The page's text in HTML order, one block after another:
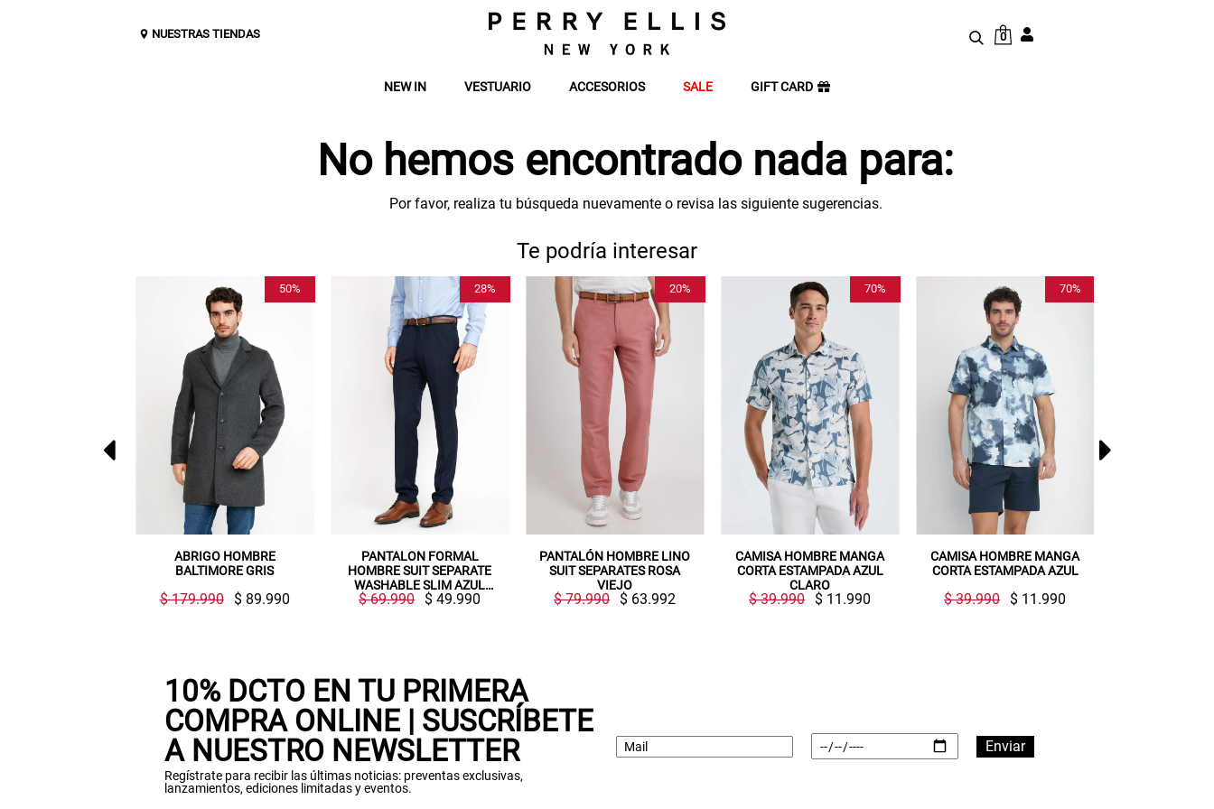
NUESTRAS TIENDAS 0
NEW IN VESTUARIO ACCESORIOS SALE GIFT CARD
No hemos encontrado nada para:
Por favor, realiza tu búsqueda nuevamente o revisa las siguiente sugerencias.
Te podría interesar
ABRIGO HOMBRE
BALTIMORE GRIS
$ 89.990
28%
PANTALON FORMAL
HOMBRE SUIT SEPARATE
WASHABLE SLIM AZUL
$ 69.990 $ 49.990
20%
PANTALÓN HOMBRE LINO
SUIT SEPARATES ROSA
$ 79.990 $ 63.992
CAMISA HOMBRE MANGA
CORTA ESTAMPADA AZUL
$ 39.990 $ 11.990
CAMISA HOMBRE MANGA
CORTA ESTAMPADA AZUL
$ 39.990 $ 11.990
CHAQUETA FORMAL
HOMBRE SUIT SEPARATE
$ 129.990
10% DCTO EN TU PRIMERA
COMPRA ONLINE | SUSCRÍBETE
A NUESTRO NEWSLETTER
Regístrate para recibir las últimas noticias: preventas exclusivas,
lanzamientos, ediciones limitadas y eventos.
Gracias por inscribirte!
Aquí esta tu cupón, usalo en tu siguiente
compra. Valido por 72 hrs.